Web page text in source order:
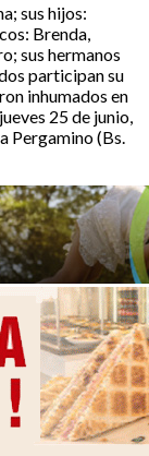
sus hijos:
Brenda,
sus hermanos
participan su
inhumados en
25 de junio,
Pergamino (Bs.